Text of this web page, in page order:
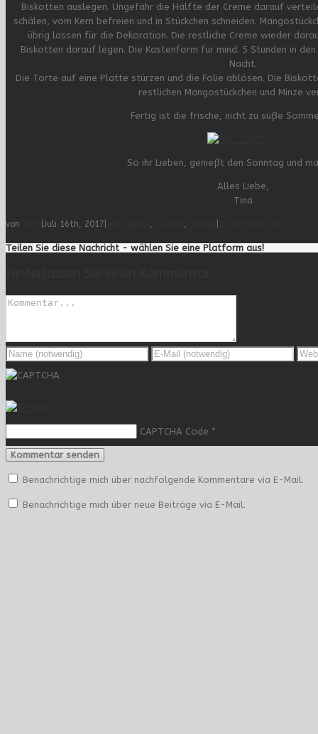
Biskotten auslegen. Ungefähr die Hälfte der Creme darauf
schälen, vom Kern befreien und in Stückchen schneiden.
übrig lassen für die Dekoration. Die restliche Creme wieder
Biskotten darauf legen. Die Kastenform für mind. 5 Stunden in
Nacht.
Die Torte auf eine Platte stürzen und die Folie ablösen. Die
restlichen Mangostückchen und Minze
Fertig ist die frische, nicht zu süße
So ihr Lieben, genießt den Sonntag und
Alles Liebe,
Tina
von Juli 16th, 2017 , ,
Teilen Sie diese Nachricht - wählen Sie eine Platform aus!
CAPTCHA Code *
Benachrichtige mich über nachfolgende Kommentare via E-Mail.
Benachrichtige mich über neue Beiträge via E-Mail.